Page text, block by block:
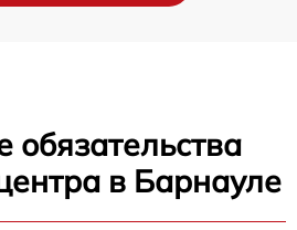
обязательства
в Барнауле